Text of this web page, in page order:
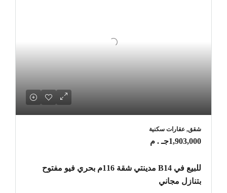
شقق, عقارات سكنية
1,903,000جـ . م
للبيع في B14 مدينتي شقة 116م بحري فيو مفتوح
بتنازل مجاني